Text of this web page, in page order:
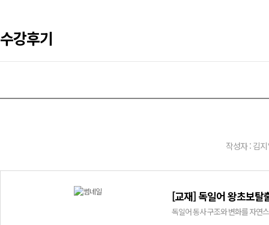
뉴
수강후기
작성자 : 김
[교재] 독일어 왕초보탈
독일어 동사 구조와 변화를 자연